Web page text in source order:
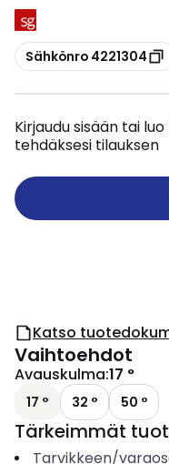
Kopioi
Sähkönro 4221304
Kirjaudu sisään tai
tehdäksesi tilauksen
Katso
Vaihtoehdot
Avauskulma:17 °
17 ° 32 ° 50 °
Tärkeimmät
Tarvikkeen/